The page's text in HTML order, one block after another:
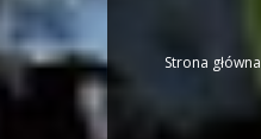
Strona główna